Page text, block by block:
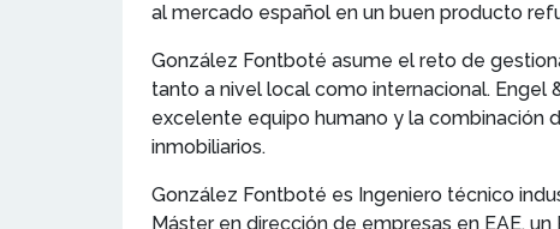
al mercado español en un buen producto
González Fontboté asume el reto de
tanto a nivel local como internacional. Engel
excelente equipo humano y la combinación
inmobiliarios.
González Fontboté es Ingeniero técnico
Máster en dirección de empresas en EAE,